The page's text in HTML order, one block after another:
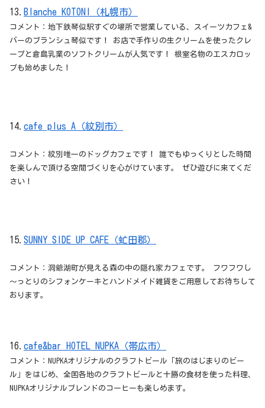
13. Blanche KOTONI（札幌市）
コメント：地下鉄琴似駅すぐの場所で営業している、スイーツカフェ&
バーのブランシュ琴似です！ お店で手作りの生クリームを使ったクレ
ープと倉島乳業のソフトクリームが人気です！ 根室名物のエスカロッ
プも始めました！
14. cafe plus A（紋別市）
コメント：紋別唯一のドッグカフェです！ 誰でもゆっくりとした時間
を楽しんで頂ける空間づくりを心がけています。 ぜひ遊びに来てくだ
さい！
15. SUNNY SIDE UP CAFE（虻田郡）
コメント：洞爺湖町が見える森の中の隠れ家カフェです。 フワフワし
～っとりのシフォンケーキとハンドメイド雑貨をご用意してお待ちして
おります。
16. cafe&bar HOTEL NUPKA（帯広市）
コメント：NUPKAオリジナルのクラフトビール「旅のはじまりのビー
ル」をはじめ、全国各地のクラフトビールと十勝の食材を使った料理、
NUPKAオリジナルブレンドのコーヒーも楽しめます。